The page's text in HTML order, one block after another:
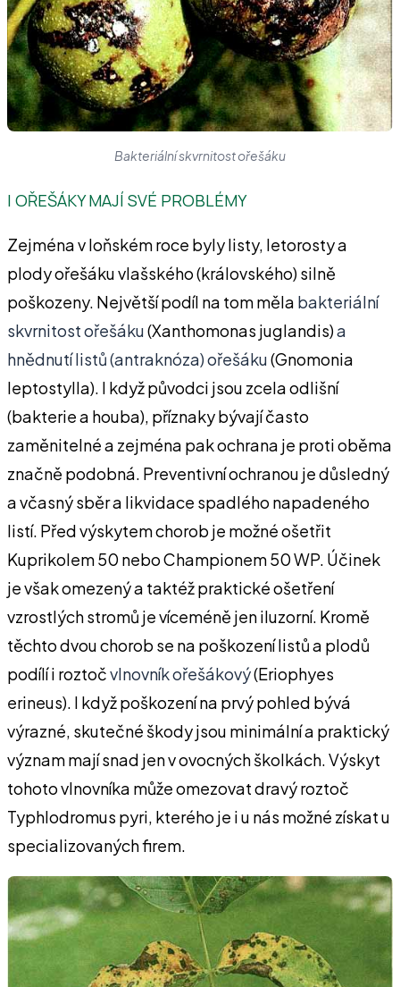
Bakteriální skvrnitost ořešáku
I OŘEŠÁKY MAJÍ SVÉ PROBLÉMY
Zejména v loňském roce byly listy, letorosty a
plody ořešáku vlašského (královského) silně
poškozeny. Největší podíl na tom měla bakteriální
skvrnitost ořešáku(Xanthomonas juglandis)a
hnědnutí listů(antraknóza) ořešáku(Gnomonia
leptostylla). I když původci jsou zcela odlišní
(bakterie a houba), příznaky bývají často
zaměnitelné a zejména pak ochrana je proti oběma
značně podobná. Preventivní ochranou je důsledný
a včasný sběr a likvidace spadlého napadeného
listí. Před výskytem chorob je možné ošetřit
Kuprikolem 50 nebo Championem 50 WP. Účinek
je však omezený a taktéž praktické ošetření
vzrostlých stromů je víceméně jen iluzorní. Kromě
těchto dvou chorob se na poškození listů a plodů
podílí i roztočvlnovník ořešákový(Eriophyes
erineus). I když poškození na prvý pohled bývá
výrazné, skutečné škody jsou minimální a praktický
význam mají snad jen v ovocných školkách. Výskyt
tohoto vlnovníka může omezovat dravý roztoč
Typhlodromus pyri, kterého je i u nás možné získat u
specializovaných firem.